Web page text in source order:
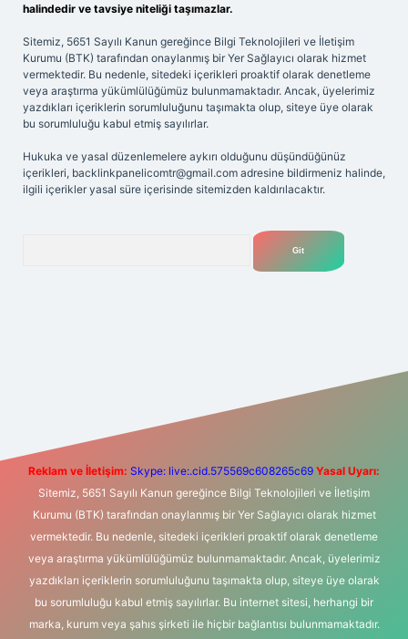
halindedir ve tavsiye niteliği taşımazlar.
Sitemiz, 5651 Sayılı Kanun gereğince Bilgi Teknolojileri ve İletişim
Kurumu (BTK) tarafından onaylanmış bir Yer Sağlayıcı olarak hizmet
vermektedir. Bu nedenle, sitedeki içerikleri proaktif olarak denetleme
veya araştırma yükümlülüğümüz bulunmamaktadır. Ancak, üyelerimiz
yazdıkları içeriklerin sorumluluğunu taşımakta olup, siteye üye olarak
bu sorumluluğu kabul etmiş sayılırlar.
Hukuka ve yasal düzenlemelere aykırı olduğunu düşündüğünüz
içerikleri, backlinkpanelicomtr@gmail.com adresine bildirmeniz halinde,
ilgili içerikler yasal süre içerisinde sitemizden kaldırılacaktır.
m elexbet
Reklam ve İletişim: Skype: live:.cid.575569c608265c69 Yasal Uyarı:
Sitemiz, 5651 Sayılı Kanun gereğince Bilgi Teknolojileri ve İletişim
Kurumu (BTK) tarafından onaylanmış bir Yer Sağlayıcı olarak hizmet
vermektedir. Bu nedenle, sitedeki içerikleri proaktif olarak denetleme
veya araştırma yükümlülüğümüz bulunmamaktadır. Ancak, üyelerimiz
yazdıkları içeriklerin sorumluluğunu taşımakta olup, siteye üye olarak
bu sorumluluğu kabul etmiş sayılırlar. Bu internet sitesi, herhangi bir
marka, kurum veya şahıs şirketi ile hiçbir bağlantısı bulunmamaktadır.